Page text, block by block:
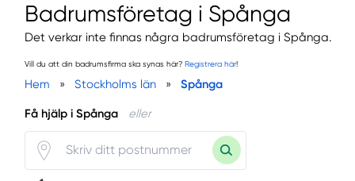
Badrumsföretag i Spånga
Det verkar inte finnas några badrumsföretag i Spånga.
Vill du att din badrumsfirma ska synas här? Registrera här!
Hem » Stockholms län » Spånga
Få hjälp i Spånga eller